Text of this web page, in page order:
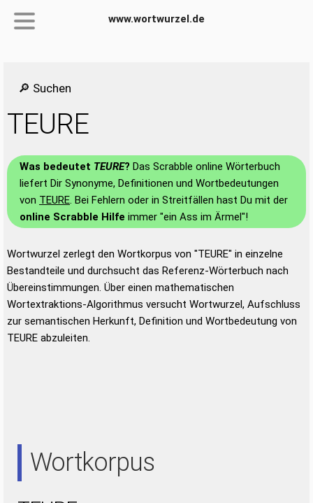
www.wortwurzel.de
🔎 Suchen
TEURE
Was bedeutet TEURE? Das Scrabble online Wörterbuch
liefert Dir Synonyme, Definitionen und Wortbedeutungen
von TEURE. Bei Fehlern oder in Streitfällen hast Du mit der
online Scrabble Hilfe immer "ein Ass im Ärmel"!
Wortwurzel zerlegt den Wortkorpus von "TEURE" in einzelne
Bestandteile und durchsucht das Referenz-Wörterbuch nach
Übereinstimmungen. Über einen mathematischen
Wortextraktions-Algorithmus versucht Wortwurzel, Aufschluss
zur semantischen Herkunft, Definition und Wortbedeutung von
TEURE abzuleiten.
Wortkorpus